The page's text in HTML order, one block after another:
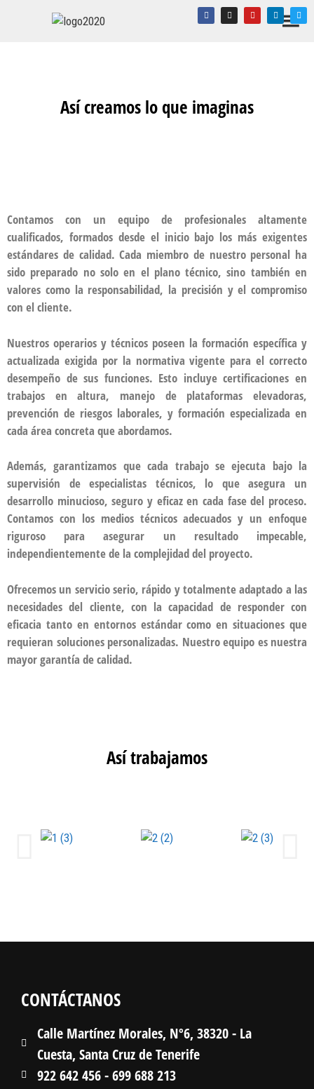
Así creamos lo que imaginas
Contamos con un equipo de profesionales altamente
cualificados, formados desde el inicio bajo los más exigentes
estándares de calidad. Cada miembro de nuestro personal ha
sido preparado no solo en el plano técnico, sino también en
valores como la responsabilidad, la precisión y el compromiso
con el cliente.
Nuestros operarios y técnicos poseen la formación específica y
actualizada exigida por la normativa vigente para el correcto
desempeño de sus funciones. Esto incluye certificaciones en
trabajos en altura, manejo de plataformas elevadoras,
prevención de riesgos laborales, y formación especializada en
cada área concreta que abordamos.
Además, garantizamos que cada trabajo se ejecuta bajo la
supervisión de especialistas técnicos, lo que asegura un
desarrollo minucioso, seguro y eficaz en cada fase del proceso.
Contamos con los medios técnicos adecuados y un enfoque
riguroso para asegurar un resultado impecable,
independientemente de la complejidad del proyecto.
Ofrecemos un servicio serio, rápido y totalmente adaptado a las
necesidades del cliente, con la capacidad de responder con
eficacia tanto en entornos estándar como en situaciones que
requieran soluciones personalizadas. Nuestro equipo es nuestra
mayor garantía de calidad.
Así trabajamos
CONTÁCTANOS
Calle Martínez Morales, Nº6, 38320 - La
Cuesta, Santa Cruz de Tenerife
922 642 456 - 699 688 213